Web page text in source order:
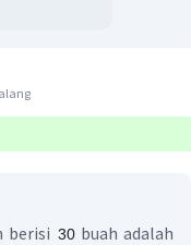
berisi
buah adalah